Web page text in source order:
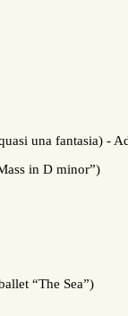
una fantasia) -
Mass in D
folk ballet “The